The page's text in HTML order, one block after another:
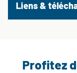
Liens &
Profitez